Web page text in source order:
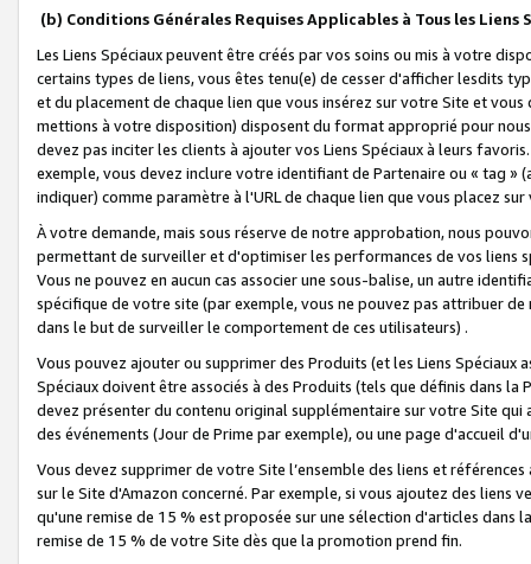
(b) Conditions Générales Requises Applicables à Tous les Liens
Les Liens Spéciaux peuvent être créés par vos soins ou mis à votre
certains types de liens, vous êtes tenu(e) de cesser d'afficher lesdits
et du placement de chaque lien que vous insérez sur votre Site et
mettions à votre disposition) disposent du format approprié pour
devez pas inciter les clients à ajouter vos Liens Spéciaux à leurs
exemple, vous devez inclure votre identifiant de Partenaire ou « tag
indiquer) comme paramètre à l'URL de chaque lien que vous placez
À votre demande, mais sous réserve de notre approbation, nous
permettant de surveiller et d'optimiser les performances de vos liens
Vous ne pouvez en aucun cas associer une sous-balise, un autre
spécifique de votre site (par exemple, vous ne pouvez pas attribuer
dans le but de surveiller le comportement de ces utilisateurs) .
Vous pouvez ajouter ou supprimer des Produits (et les Liens
Spéciaux doivent être associés à des Produits (tels que définis dans
devez présenter du contenu original supplémentaire sur votre Site qui
des événements (Jour de Prime par exemple), ou une page d'accueil
Vous devez supprimer de votre Site l’ensemble des liens et
sur le Site d'Amazon concerné. Par exemple, si vous ajoutez des
qu'une remise de 15 % est proposée sur une sélection d'articles
remise de 15 % de votre Site dès que la promotion prend fin.